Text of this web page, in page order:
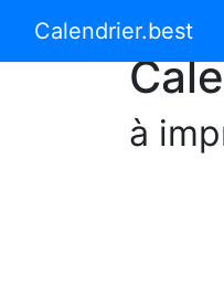
Calendrier.best
à